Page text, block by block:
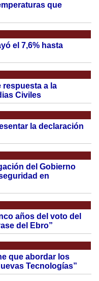
que
el 7,6% hasta
respuesta a la
Civiles
la declaración
del Gobierno
en
años del voto del
del Ebro”
que abordar los
Tecnologías”